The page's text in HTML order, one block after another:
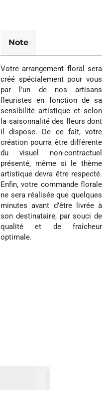
Note
Votre arrangement floral sera
créé spécialement pour vous
par l’un de nos artisans
fleuristes en fonction de sa
sensibilité artistique et selon
la saisonnalité des fleurs dont
il dispose. De ce fait, votre
création pourra être différente
du visuel non-contractuel
présenté, même si le thème
artistique devra être respecté.
Enfin, votre commande florale
ne sera réalisée que quelques
minutes avant d’être livrée à
son destinataire, par souci de
qualité et de fraîcheur
optimale.